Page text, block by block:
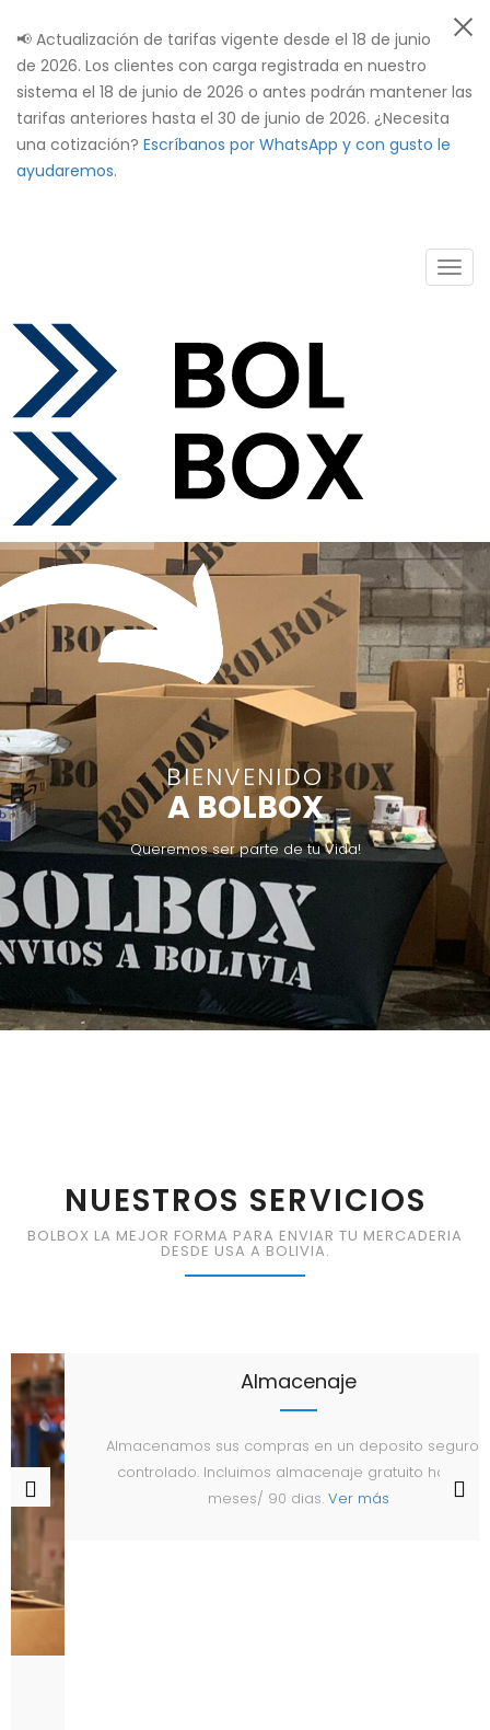
📢 Actualización de tarifas vigente desde el 18 de junio
de 2026. Los clientes con carga registrada en nuestro
sistema el 18 de junio de 2026 o antes podrán mantener las
tarifas anteriores hasta el 30 de junio de 2026. ¿Necesita
una cotización? Escríbanos por WhatsApp y con gusto le
ayudaremos.
BIENVENIDO
A BOLBOX
Queremos ser parte de tu Vida!
NUESTROS SERVICIOS
BOLBOX LA MEJOR FORMA PARA ENVIAR TU MERCADERIA
DESDE USA A BOLIVIA.
Almacenaje
Almacenamos sus compras en un deposito seguro y
controlado. Incluimos almacenaje gratuito hasta 3
meses/ 90 dias.Ver más